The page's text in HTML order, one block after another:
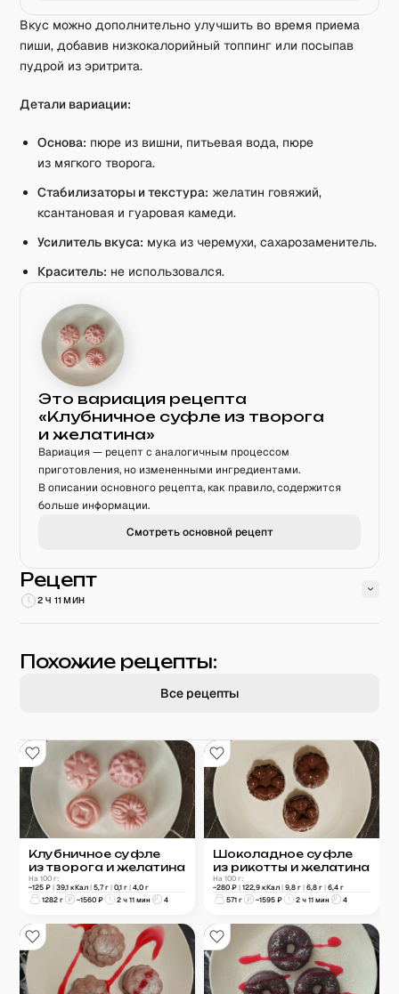
Вкус можно дополнительно улучшить во время приема
пиши, добавив низкокалорийный топпинг или посыпав
пудрой из эритрита.
Детали вариации:
Основа: пюре из вишни, питьевая вода, пюре
из мягкого творога.
Стабилизаторы и текстура: желатин говяжий,
ксантановая и гуаровая камеди.
Усилитель вкуса: мука из черемухи, сахарозаменитель.
Краситель: не использовался.
Это вариация рецепта
«Клубничное суфле из творога
и желатина»
Вариация — рецепт с аналогичным процессом
приготовления, но измененными ингредиентами.
В описании основного рецепта, как правило, содержится
больше информации.
Смотреть основной рецепт
Рецепт
2 Ч 11 МИН
Похожие рецепты:
Все рецепты
Клубничное суфле
из творога и желатина
На 100 г:
~125 ₽| 39,1 кКал| 5,7г| 0,1 г| 4,0 г
1282 г ~1560 ₽ 2 ч 11 мин 4
Шоколадное суфле
из рикотты и желатина
На 100 г:
~280 ₽ | 122,9 кКал | 9,8 г | 6,8 г | 6,4 г
571 г ~1595 ₽ 2 ч 11 мин 4